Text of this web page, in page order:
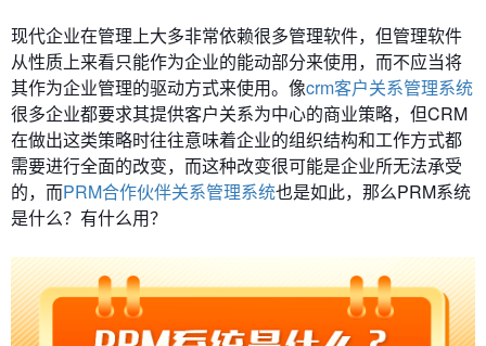
现代企业在管理上大多非常依赖很多管理软件，但管理软件
从性质上来看只能作为企业的能动部分来使用，而不应当将
其作为企业管理的驱动方式来使用。像crm客户关系管理系统
很多企业都要求其提供客户关系为中心的商业策略，但CRM
在做出这类策略时往往意味着企业的组织结构和工作方式都
需要进行全面的改变，而这种改变很可能是企业所无法承受
的，而PRM合作伙伴关系管理系统也是如此，那么PRM系统
是什么？有什么用？